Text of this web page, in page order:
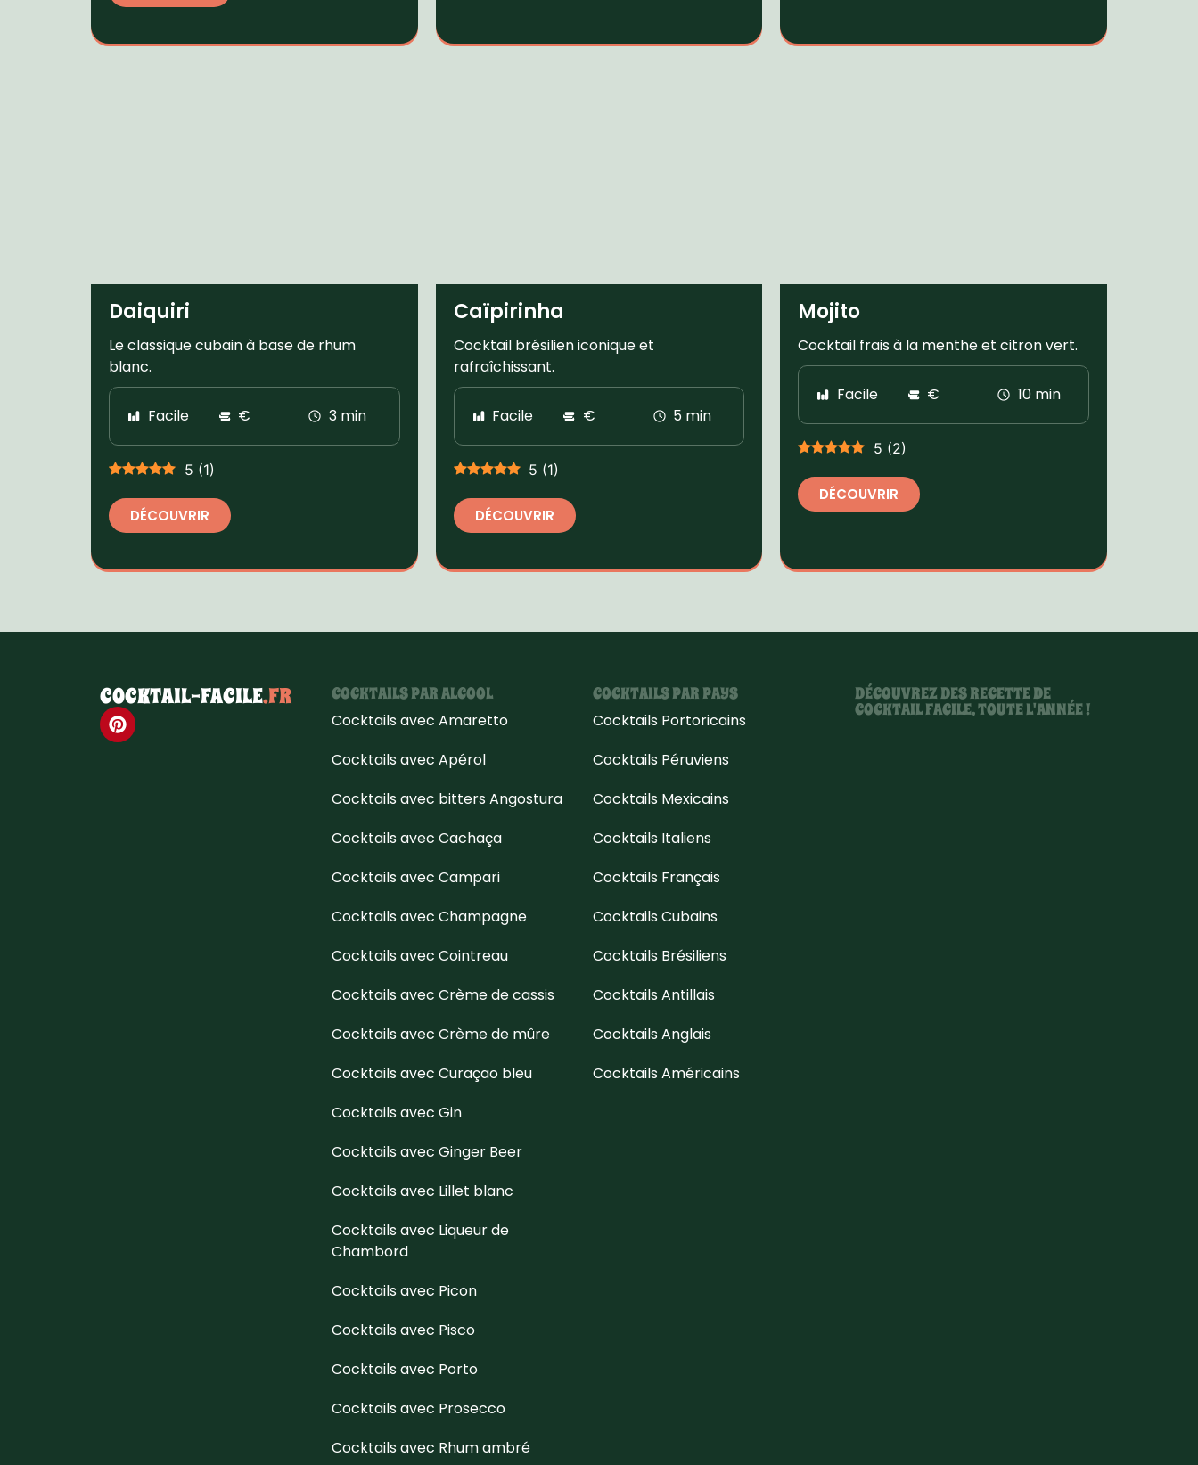
Daiquiri
Le classique cubain à base de rhum
blanc.
Facile € 3 min
5 (1)
DÉCOUVRIR
Caïpirinha
Cocktail brésilien iconique et
rafraîchissant.
Facile € 5 min
5 (1)
DÉCOUVRIR
Mojito
Cocktail frais à la menthe et citron vert.
Facile € 10 min
5 (2)
DÉCOUVRIR
COCKTAIL-FACILE.FR COCKTAILS PAR ALCOOL
Cocktails avec Amaretto
Cocktails avec Apérol
Cocktails avec bitters Angostura
Cocktails avec Cachaça
Cocktails avec Campari
Cocktails avec Champagne
Cocktails avec Cointreau
Cocktails avec Crème de cassis
Cocktails avec Crème de mûre
Cocktails avec Curaçao bleu
Cocktails avec Gin
Cocktails avec Ginger Beer
Cocktails avec Lillet blanc
Cocktails avec Liqueur de
Chambord
Cocktails avec Picon
Cocktails avec Pisco
Cocktails avec Porto
Cocktails avec Prosecco
Cocktails avec Rhum ambré
COCKTAILS PAR PAYS
Cocktails Portoricains
Cocktails Péruviens
Cocktails Mexicains
Cocktails Italiens
Cocktails Français
Cocktails Cubains
Cocktails Brésiliens
Cocktails Antillais
Cocktails Anglais
Cocktails Américains
DÉCOUVREZ DES RECETTE DE
COCKTAIL FACILE, TOUTE L'ANNÉE !